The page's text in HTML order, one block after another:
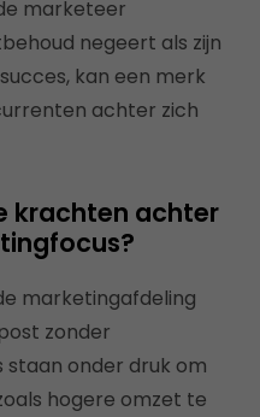
marketeer
negeert als zijn
kan een merk
achter zich
krachten achter
marketingafdeling
zonder
​​onder druk om
hogere omzet te